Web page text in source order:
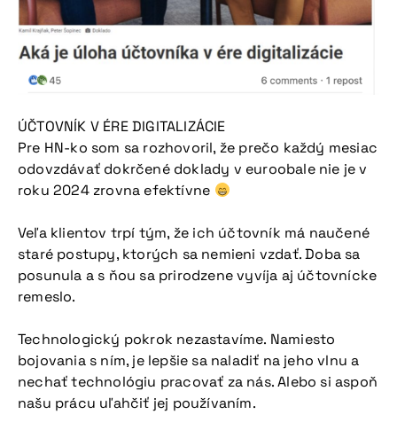
ÚČTOVNÍK V ÉRE DIGITALIZÁCIE
Pre HN-ko som sa rozhovoril, že prečo každý mesiac
odovzdávať dokrčené doklady v euroobale nie je v
roku 2024 zrovna efektívne
Veľa klientov trpí tým, že ich účtovník má naučené
staré postupy, ktorých sa nemieni vzdať. Doba sa
posunula a s ňou sa prirodzene vyvíja aj účtovnícke
remeslo.
Technologický pokrok nezastavíme. Namiesto
bojovania s ním, je lepšie sa naladiť na jeho vlnu a
nechať technológiu pracovať za nás. Alebo si aspoň
našu prácu uľahčiť jej používaním.